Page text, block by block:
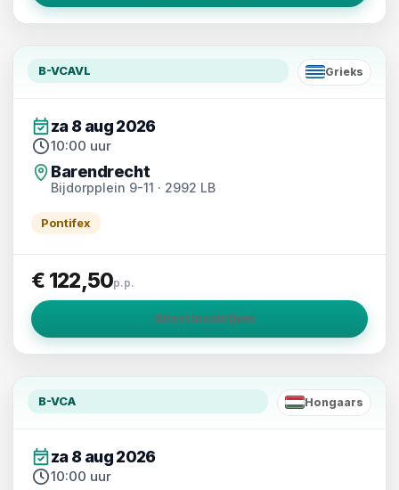
B-VCAVL
EL
Grieks
za 8 aug 2026
10:00 uur
Barendrecht
Bijdorpplein 9-11 · 2992 LB
Pontifex
€ 122,50p.p.
→ Direct inschrijven
B-VCA
HU
Hongaars
za 8 aug 2026
10:00 uur